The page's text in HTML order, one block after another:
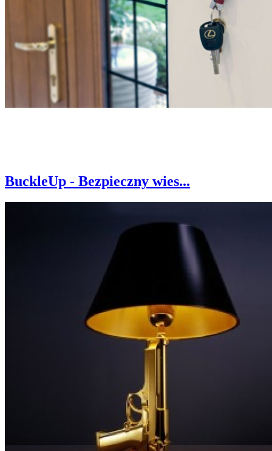
BuckleUp - Bezpieczny wies...